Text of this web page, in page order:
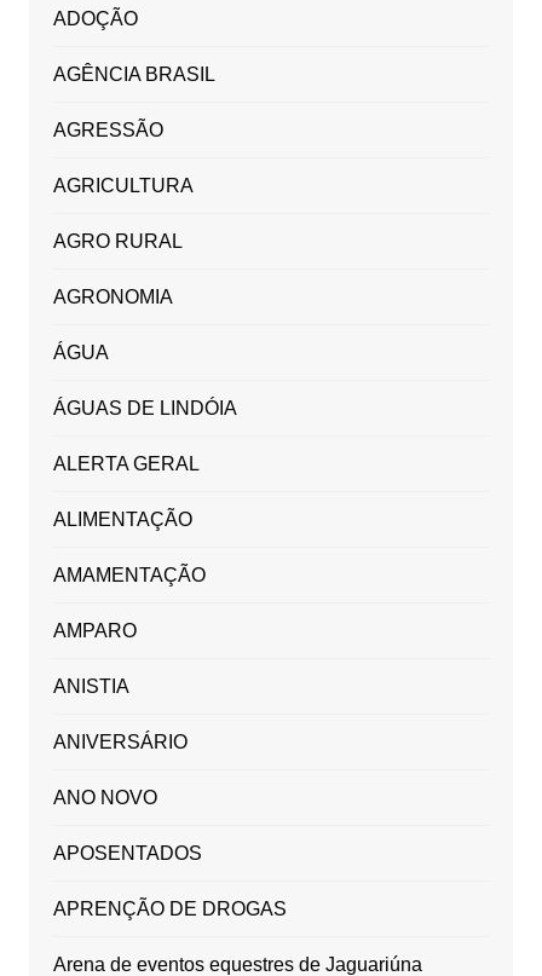
ADOÇÃO
AGÊNCIA BRASIL
AGRESSÃO
AGRICULTURA
AGRO RURAL
AGRONOMIA
ÁGUA
ÁGUAS DE LINDÓIA
ALERTA GERAL
ALIMENTAÇÃO
AMAMENTAÇÃO
AMPARO
ANISTIA
ANIVERSÁRIO
ANO NOVO
APOSENTADOS
APRENÇÃO DE DROGAS
Arena de eventos equestres de Jaguariúna